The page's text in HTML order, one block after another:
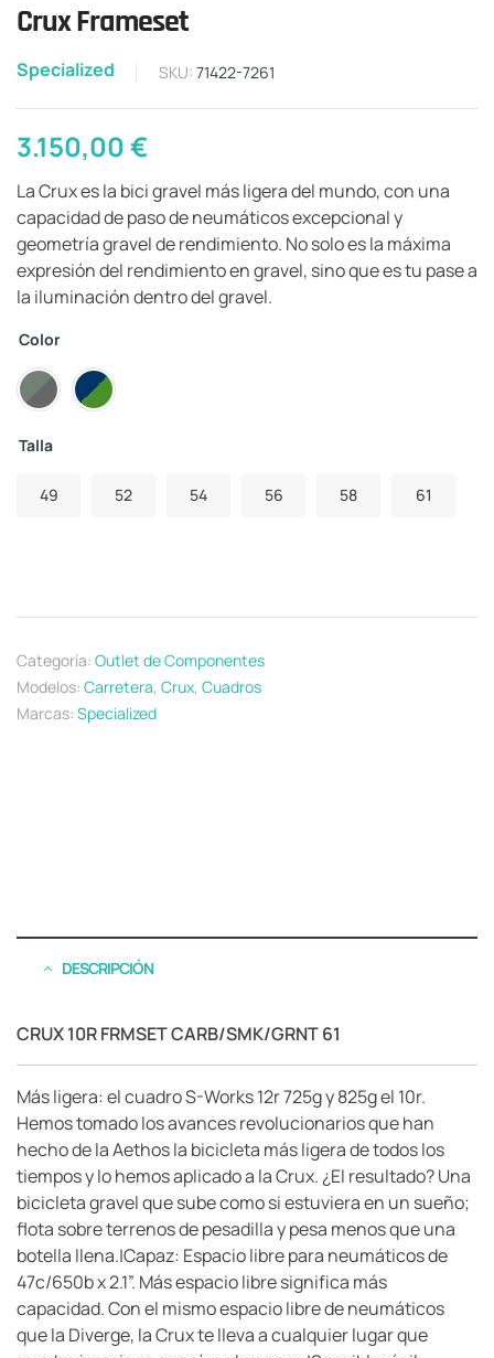
Crux Frameset
Specialized SKU: 71422-7261
3.150,00€
La Crux es la bici gravel más ligera del mundo, con una
capacidad de paso de neumáticos excepcional y
geometría gravel de rendimiento. No solo es la máxima
expresión del rendimiento en gravel, sino que es tu pase a
la iluminación dentro del gravel.
Color
Talla
49 52 54 56 58 61
Categoría: Outlet de Componentes
Modelos: Carretera, Crux, Cuadros
Marcas: Specialized
DESCRIPCIÓN
CRUX 10R FRMSET CARB/SMK/GRNT 61
Más ligera: el cuadro S-Works 12r 725g y 825g el 10r.
Hemos tomado los avances revolucionarios que han
hecho de la Aethos la bicicleta más ligera de todos los
tiempos y lo hemos aplicado a la Crux. ¿El resultado? Una
bicicleta gravel que sube como si estuviera en un sueño;
flota sobre terrenos de pesadilla y pesa menos que una
botella llena.|Capaz: Espacio libre para neumáticos de
47c/650b x 2.1”. Más espacio libre significa más
capacidad. Con el mismo espacio libre de neumáticos
que la Diverge, la Crux te lleva a cualquier lugar que